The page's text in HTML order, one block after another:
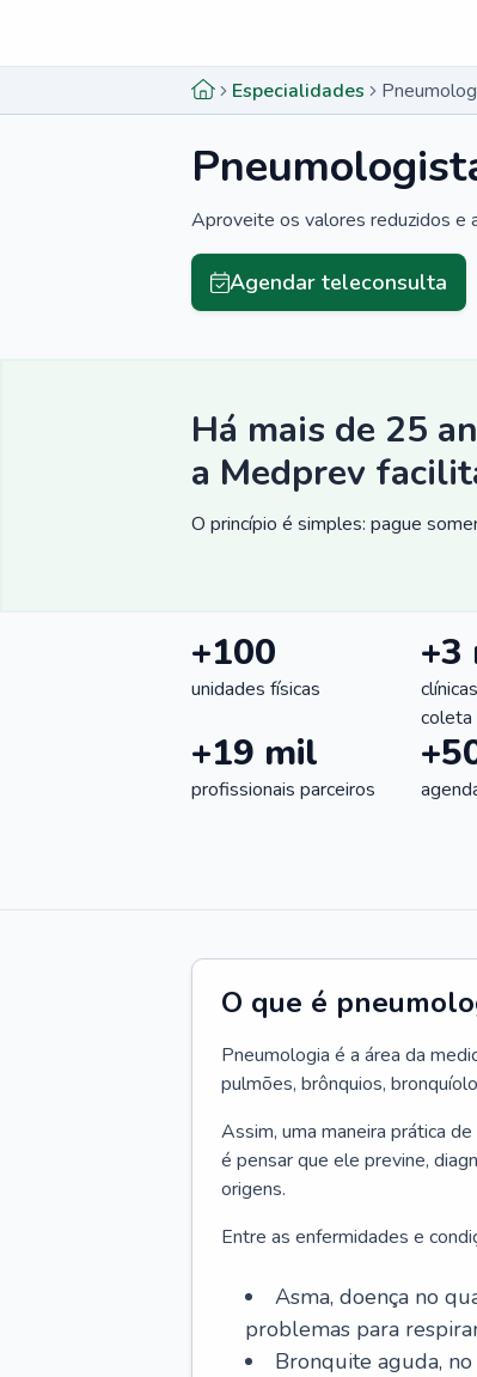
Especialidades
Aproveite os valores reduzidos e
Agendar teleconsulta
Há mais de 25
a Medprev
O princípio é simples: pague
+100
unidades físicas
+3
coleta
+19 mil
profissionais parceiros
O que é
Pneumologia é a área da
pulmões, brônquios,
Assim, uma maneira prática
é pensar que ele previne,
origens.
Entre as enfermidades e
Asma, doença no
problemas para
Bronquite aguda,